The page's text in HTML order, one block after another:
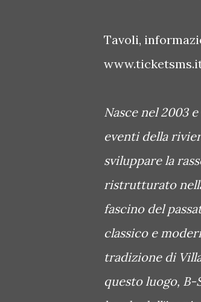
Tavoli,
Nasce nel 2003
eventi della
sviluppare la
ristrutturato
fascino del
classico e
tradizione di
questo luogo,